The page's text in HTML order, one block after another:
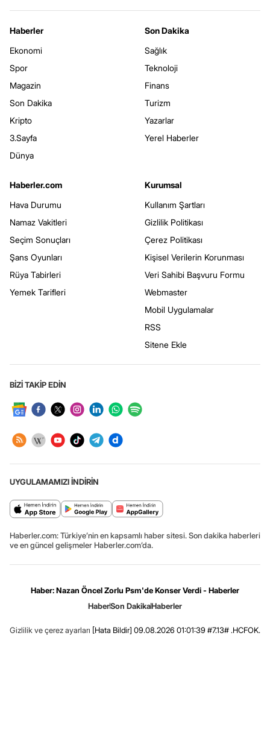
Haberler
Ekonomi
Spor
Magazin
Son Dakika
Kripto
3.Sayfa
Dünya
Son Dakika
Sağlık
Teknoloji
Finans
Turizm
Yazarlar
Yerel Haberler
Haberler.com
Hava Durumu
Namaz Vakitleri
Seçim Sonuçları
Şans Oyunları
Rüya Tabirleri
Yemek Tarifleri
Kurumsal
Kullanım Şartları
Gizlilik Politikası
Çerez Politikası
Kişisel Verilerin Korunması
Veri Sahibi Başvuru Formu
Webmaster
Mobil Uygulamalar
RSS
Sitene Ekle
BİZİ TAKİP EDİN
UYGULAMAMIZI İNDİRİN
Haberler.com: Türkiye’nin en kapsamlı haber sitesi. Son dakika haberleri
ve en güncel gelişmeler Haberler.com’da.
Haber: Nazan Öncel Zorlu Psm'de Konser Verdi - Haberler
HaberSon DakikaHaberler
Gizlilik ve çerez ayarları [Hata Bildir] 09.08.2026 01:01:39 #7.13# .HCFOK.